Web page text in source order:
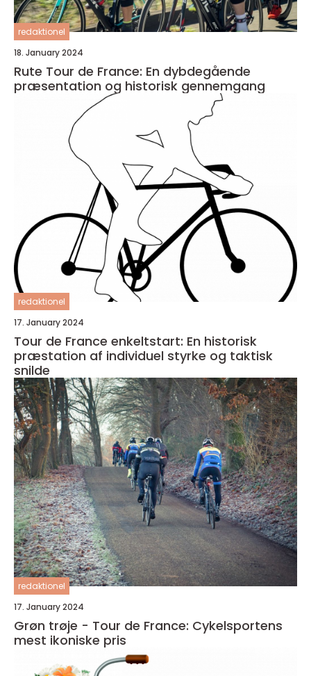
redaktionel
18. January 2024
Rute Tour de France: En dybdegående
præsentation og historisk gennemgang
redaktionel
17. January 2024
Tour de France enkeltstart: En historisk
præstation af individuel styrke og taktisk
snilde
redaktionel
17. January 2024
Grøn trøje - Tour de France: Cykelsportens
mest ikoniske pris